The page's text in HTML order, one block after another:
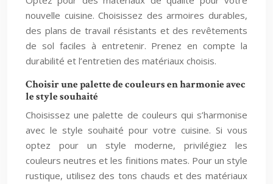
nouvelle cuisine. Choisissez des armoires durables,
des plans de travail résistants et des revêtements
de sol faciles à entretenir. Prenez en compte la
durabilité et l’entretien des matériaux choisis.
Choisir une palette de couleurs en harmonie avec
le style souhaité
Choisissez une palette de couleurs qui s’harmonise
avec le style souhaité pour votre cuisine. Si vous
optez pour un style moderne, privilégiez les
couleurs neutres et les finitions mates. Pour un style
rustique, utilisez des tons chauds et des matériaux